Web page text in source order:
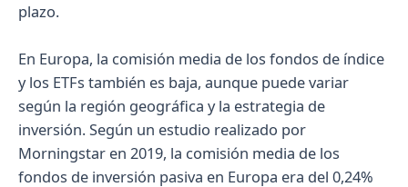
plazo.
En Europa, la comisión media de los fondos de índice
y los ETFs también es baja, aunque puede variar
según la región geográfica y la estrategia de
inversión. Según un estudio realizado por
Morningstar en 2019, la comisión media de los
fondos de inversión pasiva en Europa era del 0,24%